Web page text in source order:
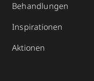
Kosmetik
Marktstraße 30
geschlossen,
Behandlungen
Inspirationen
Aktionen